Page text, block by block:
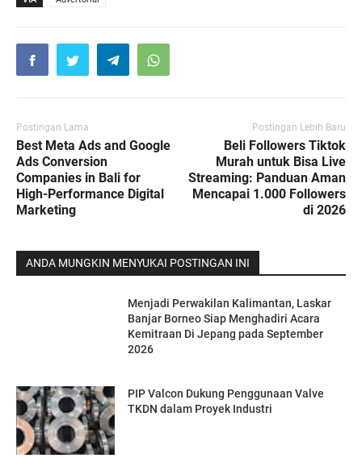
Postingan Lama
Best Meta Ads and Google
Ads Conversion
Companies in Bali for
High-Performance Digital
Marketing
Postingan Lebih Baru
Beli Followers Tiktok
Murah untuk Bisa Live
Streaming: Panduan Aman
Mencapai 1.000 Followers
di 2026
ANDA MUNGKIN MENYUKAI POSTINGAN INI
Menjadi Perwakilan Kalimantan, Laskar
Banjar Borneo Siap Menghadiri Acara
Kemitraan Di Jepang pada September
2026
PIP Valcon Dukung Penggunaan Valve
TKDN dalam Proyek Industri